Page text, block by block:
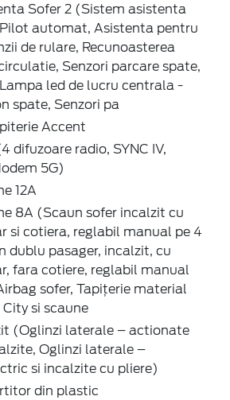
Sofer 2 (Sistem asistenta
automat, Asistenta pentru
de rulare, Recunoasterea
Senzori parcare spate,
led de lucru centrala -
spate, Senzori pa
Accent
difuzoare radio, SYNC IV,
5G)
12A
8A (Scaun sofer incalzit cu
si cotiera, reglabil manual pe 4
dublu pasager, incalzit, cu
fara cotiere, reglabil manual
sofer, Tapițerie material
si scaune
(Oglinzi laterale – actionate
Oglinzi laterale –
si incalzite cu pliere)
din plastic